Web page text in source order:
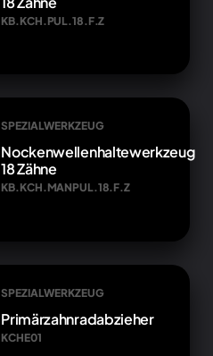
KB.KCH.PUL.18.F.Z
SPEZIALWERKZEUG
Nockenwellenhaltewerkzeug
18 Zähne
KB.KCH.MANPUL.18.F.Z
SPEZIALWERKZEUG
Primärzahnradabzieher
KCHE01